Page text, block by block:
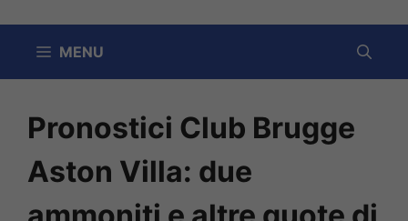
MENU
Pronostici Club Brugge
Aston Villa: due